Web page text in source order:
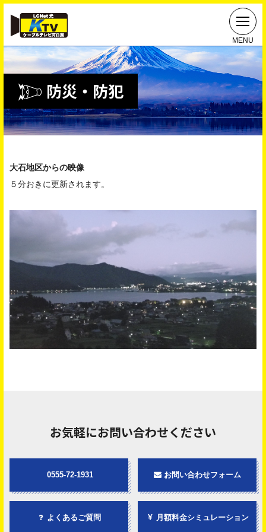
MENU
防災・防犯
大石地区からの映像
５分おきに更新されます。
お気軽にお問い合わせください
0555-72-1931 お問い合わせフォーム
よくあるご質問 月額料金シミュレーション